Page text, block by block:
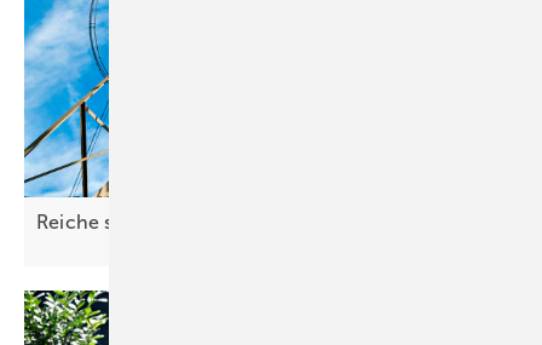
Reiche schießt